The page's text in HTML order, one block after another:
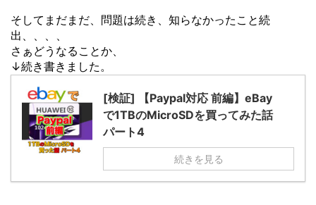
そしてまだまだ、問題は続き、知らなかったこと続
出、、、、
さぁどうなることか、
↓続き書きました。
[検証] 【Paypal対応 前編】eBay
で1TBのMicroSDを買ってみた話
パート4
続きを見る